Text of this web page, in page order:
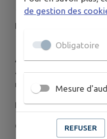
Le festival Culture
13ème édition.
Au programme :
attractions foraines,
rue, boum...
Rendez-vous au Parc
Consultez le
de gestion des
Obligatoire
Mesure
REFUSER